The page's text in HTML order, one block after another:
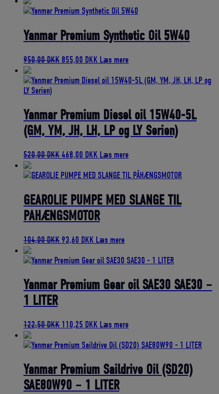
Yanmar Premium Synthetic Oil 5W40
950,00DKK Den
pris
855,00 DKK Den
pris
Læs mere
Yanmar Premium Diesel oil 15W40-5L
(GM, YM, JH, LH, LP og LY Serien)
520,00DKKDen
pris
520,00 DKK.
468,00 DKK Den
pris
468,00 DKK.
Læs mere
GEAROLIE PUMPE MED SLANGE TIL
PÅHÆNGSMOTOR
104,00DKK Den
pris
104,00 DKK.
93,60 DKK Den
pris
93,60 DKK.
Læs mere
Yanmar Premium Gear oil SAE30 SAE30 –
1 LITER
122,50DKK Den
pris
122,50 DKK.
110,25 DKK Den
pris
110,25 DKK.
Læs mere
Yanmar Premium Saildrive Oil (SD20)
SAE80W90 – 1 LITER